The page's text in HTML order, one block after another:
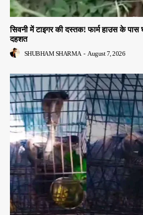
सिवनी में टाइगर की दस्तक! फार्म हाउस के पास
दहशत
SHUBHAM SHARMA - August 7, 2026